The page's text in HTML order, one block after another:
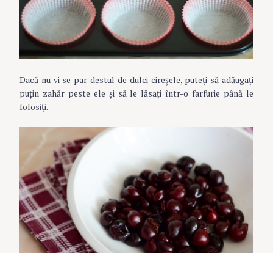
Dacă nu vi se par destul de dulci cireșele, puteți să adăugați
puțin zahăr peste ele și să le lăsați într-o farfurie până le
folosiți.